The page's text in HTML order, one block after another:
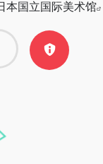
本国立国际美术馆